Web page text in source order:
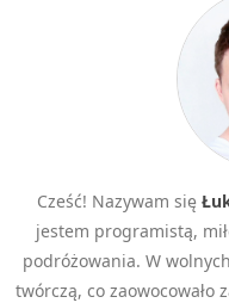
Cześć! Nazywam się
jestem programistą,
podróżowania. W
twórczą, co zaowocowało